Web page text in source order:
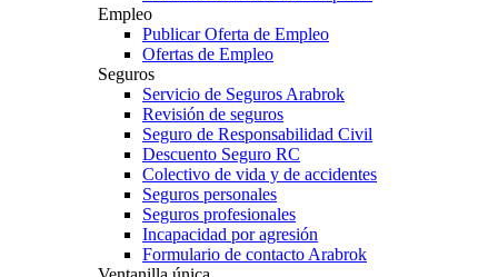
Empleo
Publicar Oferta de Empleo
Ofertas de Empleo
Seguros
Servicio de Seguros Arabrok
Revisión de seguros
Seguro de Responsabilidad Civil
Descuento Seguro RC
Colectivo de vida y de accidentes
Seguros personales
Seguros profesionales
Incapacidad por agresión
Formulario de contacto Arabrok